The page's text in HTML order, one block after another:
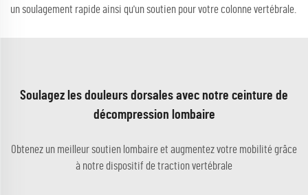
un soulagement rapide ainsi qu'un soutien pour votre colonne vertébrale.
Soulagez les douleurs dorsales avec notre ceinture de
décompression lombaire
Obtenez un meilleur soutien lombaire et augmentez votre mobilité grâce
à notre dispositif de traction vertébrale